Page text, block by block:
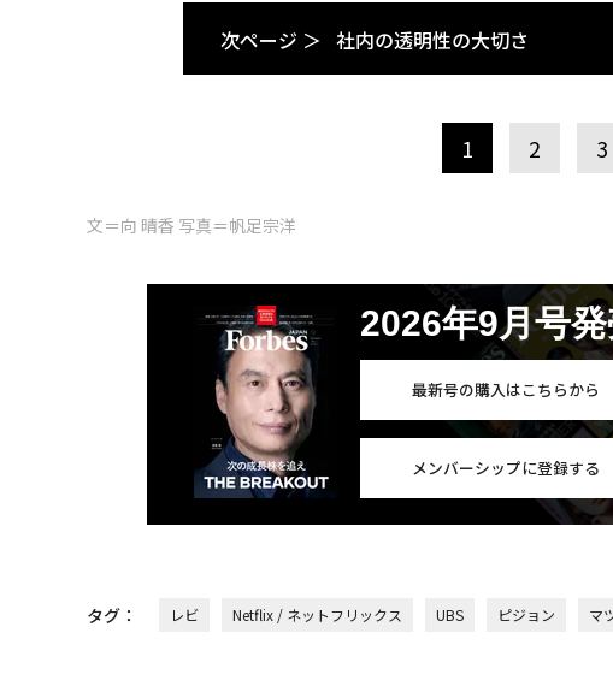
次ページ ＞ 社内の透明性の大切さ
1 2 3
文＝向 晴香 写真＝帆足宗洋
2026年9月号
最新号の購入はこちらから
メンバーシップに登録する
タグ： レビ Netflix / ネットフリックス UBS ピジョン マ